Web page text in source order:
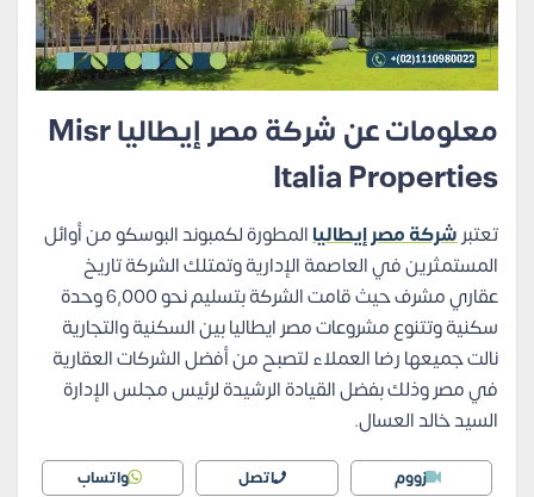
معلومات عن شركة مصر إيطاليا Misr
Italia Properties
تعتبرشركة مصر إيطالياالمطورة لكمبوند البوسكو من أوائل
المستمثرين في العاصمة الإدارية وتمتلك الشركة تاريخ
عقاري مشرف حيث قامت الشركة بتسليم نحو 6,000 وحدة
سكنية وتتنوع مشروعات مصر ايطاليا بين السكنية والتجارية
نالت جميعها رضا العملاء لتصبح من أفضل الشركات العقارية
في مصر وذلك بفضل القيادة الرشيدة لرئيس مجلس الإدارة
السيد خالد العسال.
زووم اتصل واتساب